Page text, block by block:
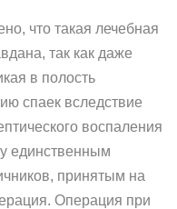
что такая лечебная
так как даже
в полость
спаек вследствие
воспаления
единственным
принятым на
Операция при